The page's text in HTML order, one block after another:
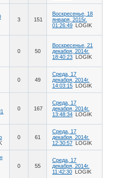
3 151
Воскресенье, 18
января, 2015г.
01:26:49 LOGIK
0 50
Воскресенье, 21
декабря, 2014г.
18:40:23 LOGIK
0 49
Среда, 17
декабря, 2014г.
14:03:15 LOGIK
0 167
Среда, 17
декабря, 2014г.
13:48:34 LOGIK
0 61
Среда, 17
декабря, 2014г.
12:30:57 LOGIK
0 55
Среда, 17
декабря, 2014г.
11:42:30 LOGIK